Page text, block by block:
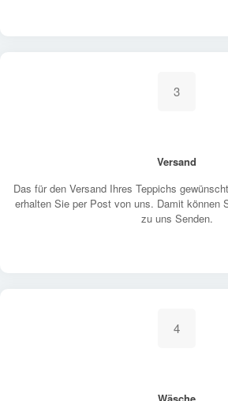
3
Versand
Das für den Versand Ihres Teppichs
erhalten Sie per Post von uns. Damit können
zu uns Senden.
4
Wäsche